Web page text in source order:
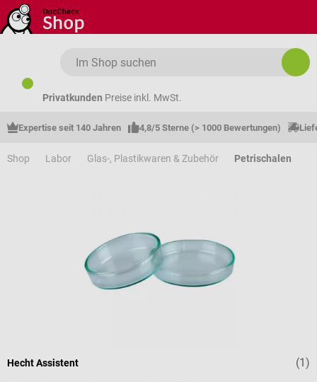
Zum Hauptinhalt springen
Privatkunden Preise inkl. MwSt.
Expertise seit 140 Jahren 4,8/5 Sterne (> 1000 Bewertungen)
Shop Labor Glas-, Plastikwaren & Zubehör Petrischalen
(1)
Hecht Assistent